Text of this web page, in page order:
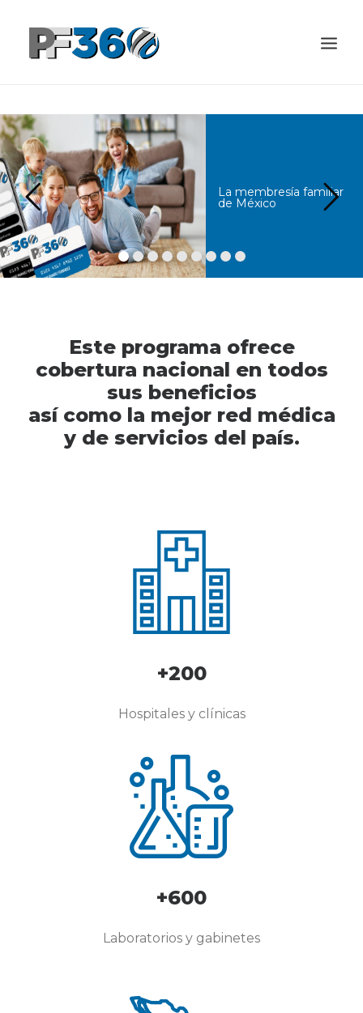
BENEFICIOS
PRODUCTOS
PREGUNTAS FRECUENTES
USO DEL SERVICIO
CONTACTO
INGRESA A TÚ MEMBRESÍA
La membresía familiar
de México
Este programa ofrece
cobertura nacional en todos
sus beneficios
así como la mejor red médica
y de servicios del país.
+200
Hospitales y clínicas
+600
Laboratorios y gabinetes